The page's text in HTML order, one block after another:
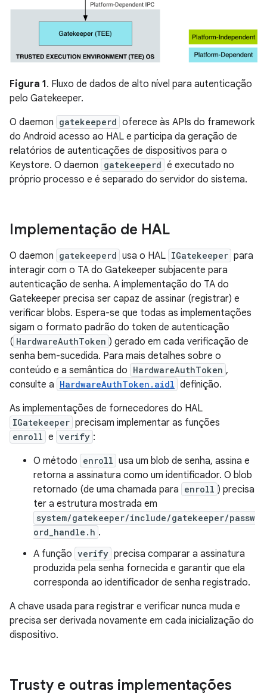
Figura 1. Fluxo de dados de alto nível para autenticação
pelo Gatekeeper.
O daemon gatekeeperd oferece às APIs do framework
do Android acesso ao HAL e participa da geração de
relatórios de autenticações de dispositivos para o
Keystore. O daemon gatekeeperd é executado no
próprio processo e é separado do servidor do sistema.
Implementação de HAL
O daemon gatekeeperd usa o HAL IGatekeeper para
interagir com o TA do Gatekeeper subjacente para
autenticação de senha. A implementação do TA do
Gatekeeper precisa ser capaz de assinar (registrar) e
verificar blobs. Espera-se que todas as implementações
sigam o formato padrão do token de autenticação
( HardwareAuthToken ) gerado em cada verificação de
senha bem-sucedida. Para mais detalhes sobre o
conteúdo e a semântica do HardwareAuthToken ,
consulte a HardwareAuthToken.aidl definição.
As implementações de fornecedores do HAL
IGatekeeper precisam implementar as funções
enroll e verify :
O método enroll usa um blob de senha, assina e
retorna a assinatura como um identificador. O blob
retornado (de uma chamada para enroll ) precisa
ter a estrutura mostrada em
system/gatekeeper/include/gatekeeper/passw
ord_handle.h .
A função verify precisa comparar a assinatura
produzida pela senha fornecida e garantir que ela
corresponda ao identificador de senha registrado.
A chave usada para registrar e verificar nunca muda e
precisa ser derivada novamente em cada inicialização do
dispositivo.
Trusty e outras implementações